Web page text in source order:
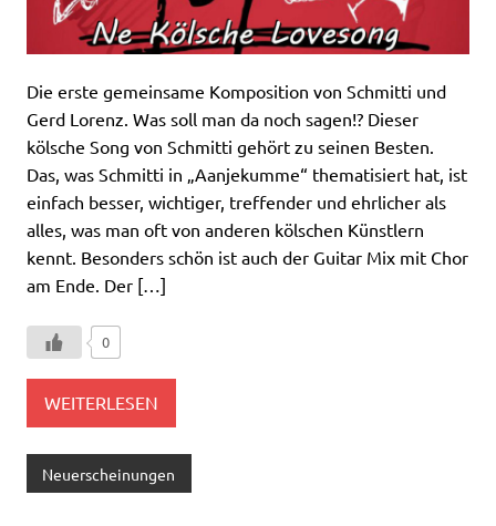
Die erste gemeinsame Komposition von Schmitti und
Gerd Lorenz. Was soll man da noch sagen!? Dieser
kölsche Song von Schmitti gehört zu seinen Besten.
Das, was Schmitti in „Aanjekumme“ thematisiert hat, ist
einfach besser, wichtiger, treffender und ehrlicher als
alles, was man oft von anderen kölschen Künstlern
kennt. Besonders schön ist auch der Guitar Mix mit Chor
am Ende. Der […]
0
WEITERLESEN
Neuerscheinungen